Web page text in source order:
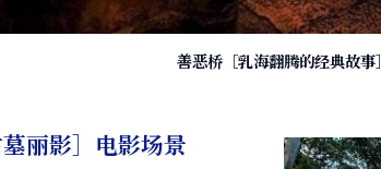
善恶桥［乳海翻腾的经典故事］
丽影］电影场景